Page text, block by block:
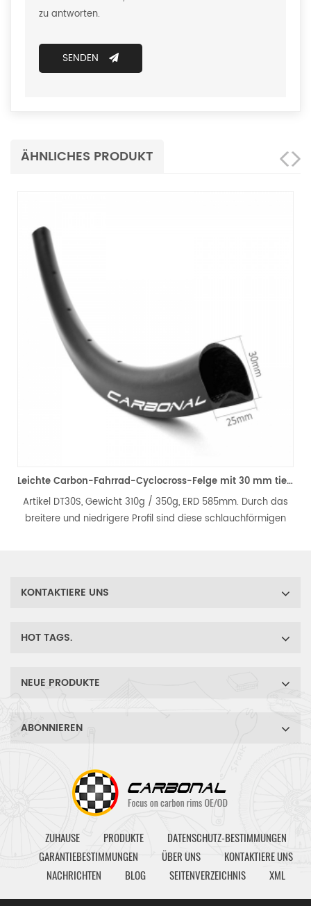
zu antworten.
SENDEN
ÄHNLICHES PRODUKT
Leichte Carbon-Fahrrad-Cyclocross-Felge mit 30 mm tiefem Scheibenschlauch
Gewicht 310g / 350g, ERD 585mm. Durch das
niedrigere Profil sind diese schlauchförmigen
Artikel
U-
KONTAKTIERE UNS
HOT TAGS.
NEUE PRODUKTE
ABONNIEREN
ZUHAUSE PRODUKTE
DATENSCHUTZ-BESTIMMUNGEN
GARANTIEBESTIMMUNGEN
ÜBER UNS
KONTAKTIERE UNS
NACHRICHTEN
BLOG SEITENVERZEICHNIS XML